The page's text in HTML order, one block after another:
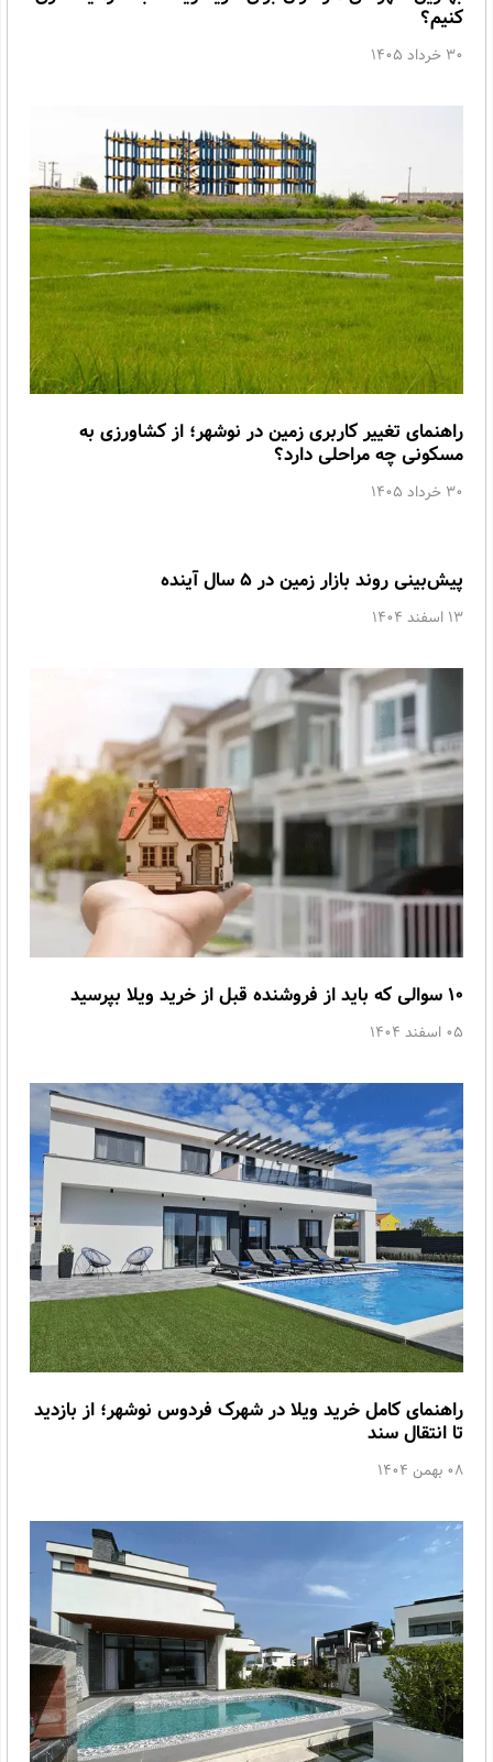
کنیم؟
30 خرداد 1405
راهنمای تغییر کاربری زمین در نوشهر؛ از کشاورزی به
مسکونی چه مراحلی دارد؟
30 خرداد 1405
پیش‌بینی روند بازار زمین در ۵ سال آینده
13 اسفند 1404
۱۰ سوالی که باید از فروشنده قبل از خرید ویلا بپرسید
05 اسفند 1404
راهنمای کامل خرید ویلا در شهرک فردوس نوشهر؛ از بازدید
تا انتقال سند
08 بهمن 1404